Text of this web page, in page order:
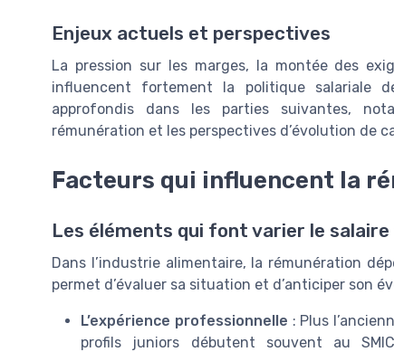
Enjeux actuels et perspectives
La pression sur les marges, la montée des
influencent fortement la politique salariale
approfondis dans les parties suivantes,
rémunération et les perspectives d’évolution de
Facteurs qui influencent la
Les éléments qui font varier le salaire
Dans l’industrie alimentaire, la rémunération
permet d’évaluer sa situation et d’anticiper son
L’expérience professionnelle : Plus
profils juniors débutent souvent au